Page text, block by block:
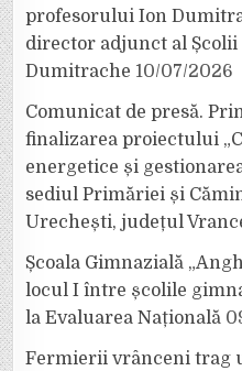
profesorului Ion
director adjunct al
Dumitrache 10/07/2026
Comunicat de presă.
finalizarea proiectului
energetice și
sediul Primăriei și
Urechești, județul
Școala Gimnazială
locul I între școlile
la Evaluarea Națională
Fermierii vrânceni trag